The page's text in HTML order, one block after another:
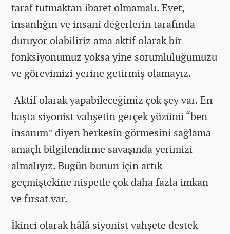
taraf tutmaktan ibaret olmamalı. Evet,
insanlığın ve insani değerlerin tarafında
duruyor olabiliriz ama aktif olarak bir
fonksiyonumuz yoksa yine sorumluluğumuzu
ve görevimizi yerine getirmiş olamayız.
Aktif olarak yapabileceğimiz çok şey var. En
başta siyonist vahşetin gerçek yüzünü “ben
insanım” diyen herkesin görmesini sağlama
amaçlı bilgilendirme savaşında yerimizi
almalıyız. Bugün bunun için artık
geçmiştekine nispetle çok daha fazla imkan
ve fırsat var.
İkinci olarak hâlâ siyonist vahşete destek